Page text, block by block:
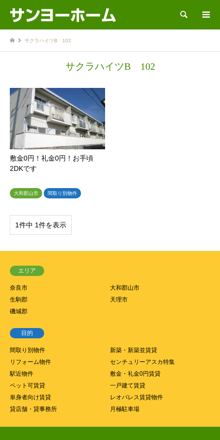
検索
サクラハイツB 102
サクラハイツB 102
敷金0円！礼金0円！お手頃
2DKです
大和郡山市 間取り別物件
1件中 1件を表示
エリア
奈良市
大和郡山市
生駒郡
天理市
磯城郡
目的
間取り別物件
新築・新築並賃貸
リフォーム物件
センチュリーアスカ特集
駅近物件
敷金・礼金0円賃貸
ペット可賃貸
一戸建て賃貸
単身者向け賃貸
レオパレス賃貸物件
貸店舗・貸事務所
月極駐車場